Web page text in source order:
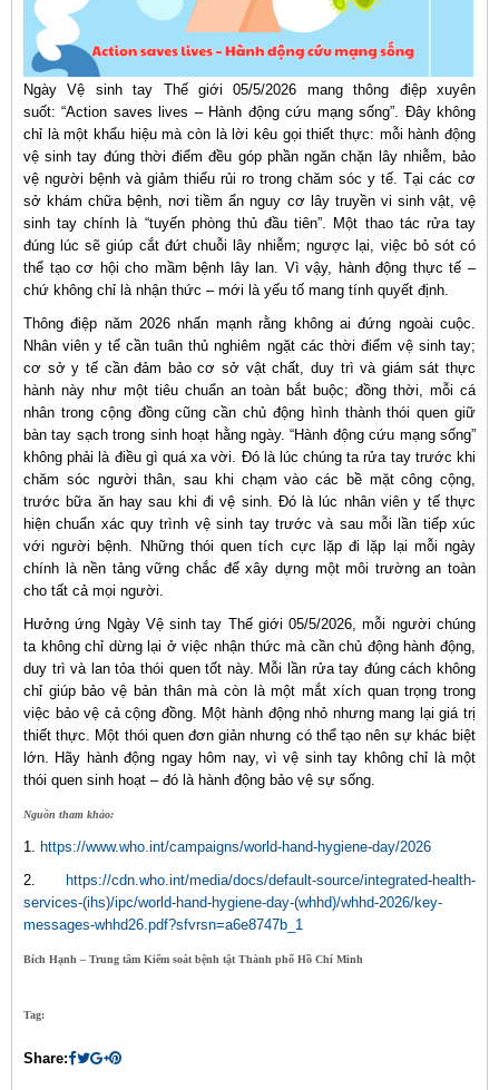
Ngày Vệ sinh tay Thế giới 05/5/2026 mang thông điệp xuyên
suốt: “Action saves lives – Hành động cứu mạng sống”. Đây không
chỉ là một khẩu hiệu mà còn là lời kêu gọi thiết thực: mỗi hành động
vệ sinh tay đúng thời điểm đều góp phần ngăn chặn lây nhiễm, bảo
vệ người bệnh và giảm thiểu rủi ro trong chăm sóc y tế. Tại các cơ
sở khám chữa bệnh, nơi tiềm ẩn nguy cơ lây truyền vi sinh vật, vệ
sinh tay chính là “tuyến phòng thủ đầu tiên”. Một thao tác rửa tay
đúng lúc sẽ giúp cắt đứt chuỗi lây nhiễm; ngược lại, việc bỏ sót có
thể tạo cơ hội cho mầm bệnh lây lan. Vì vậy, hành động thực tế –
chứ không chỉ là nhận thức – mới là yếu tố mang tính quyết định.
Thông điệp năm 2026 nhấn mạnh rằng không ai đứng ngoài cuộc.
Nhân viên y tế cần tuân thủ nghiêm ngặt các thời điểm vệ sinh tay;
cơ sở y tế cần đảm bảo cơ sở vật chất, duy trì và giám sát thực
hành này như một tiêu chuẩn an toàn bắt buộc; đồng thời, mỗi cá
nhân trong cộng đồng cũng cần chủ động hình thành thói quen giữ
bàn tay sạch trong sinh hoạt hằng ngày. “Hành động cứu mạng sống”
không phải là điều gì quá xa vời. Đó là lúc chúng ta rửa tay trước khi
chăm sóc người thân, sau khi chạm vào các bề mặt công cộng,
trước bữa ăn hay sau khi đi vệ sinh. Đó là lúc nhân viên y tế thực
hiện chuẩn xác quy trình vệ sinh tay trước và sau mỗi lần tiếp xúc
với người bệnh. Những thói quen tích cực lặp đi lặp lại mỗi ngày
chính là nền tảng vững chắc để xây dựng một môi trường an toàn
cho tất cả mọi người.
Hưởng ứng Ngày Vệ sinh tay Thế giới 05/5/2026, mỗi người chúng
ta không chỉ dừng lại ở việc nhận thức mà cần chủ động hành động,
duy trì và lan tỏa thói quen tốt này. Mỗi lần rửa tay đúng cách không
chỉ giúp bảo vệ bản thân mà còn là một mắt xích quan trọng trong
việc bảo vệ cả cộng đồng. Một hành động nhỏ nhưng mang lại giá trị
thiết thực. Một thói quen đơn giản nhưng có thể tạo nên sự khác biệt
lớn. Hãy hành động ngay hôm nay, vì vệ sinh tay không chỉ là một
thói quen sinh hoạt – đó là hành động bảo vệ sự sống.
Nguồn tham khảo:
1. https://www.who.int/campaigns/world-hand-hygiene-day/2026
2.
https://cdn.who.int/media/docs/default-source/integrated-health-
services-(ihs)/ipc/world-hand-hygiene-day-(whhd)/whhd-2026/key-
messages-whhd26.pdf?sfvrsn=a6e8747b_1
Bích Hạnh – Trung tâm Kiểm soát bệnh tật Thành phố Hồ Chí Minh
Tag:
Share: